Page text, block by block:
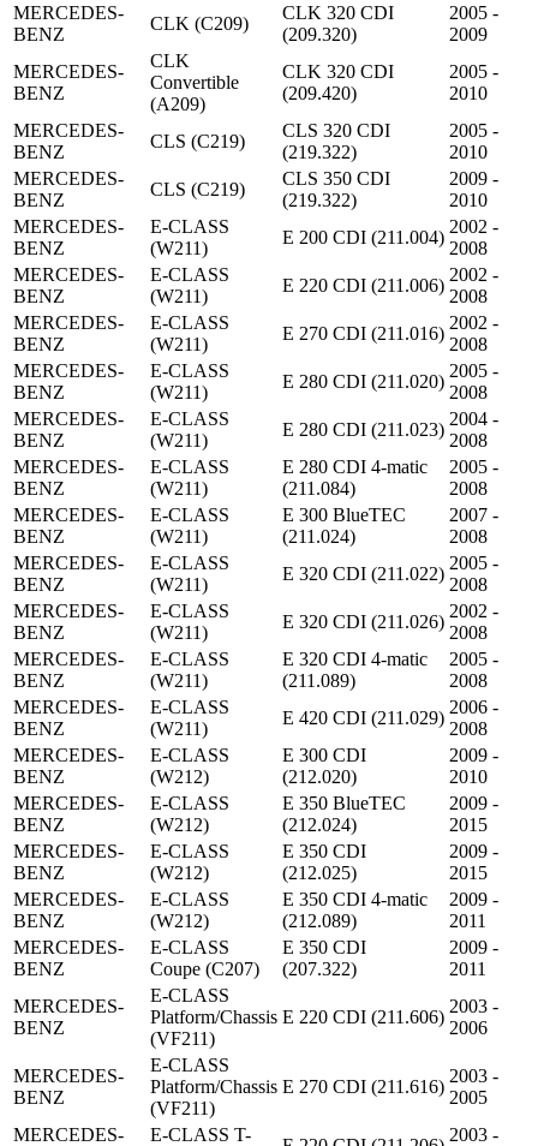
MERCEDES-
BENZ
CLK (C209)
CLK 320 CDI
(209.320)
2005 -
2009
MERCEDES-
BENZ
CLK
Convertible
(A209)
CLK 320 CDI
(209.420)
2005 -
2010
MERCEDES-
BENZ
CLS (C219)
CLS 320 CDI
(219.322)
2005 -
2010
MERCEDES-
BENZ
CLS (C219)
CLS 350 CDI
(219.322)
2009 -
2010
MERCEDES-
BENZ
E-CLASS
(W211)
E 200 CDI (211.004)
2002 -
2008
MERCEDES-
BENZ
E-CLASS
(W211)
E 220 CDI (211.006)
2002 -
2008
MERCEDES-
BENZ
E-CLASS
(W211)
E 270 CDI (211.016)
2002 -
2008
MERCEDES-
BENZ
E-CLASS
(W211)
E 280 CDI (211.020)
2005 -
2008
MERCEDES-
BENZ
E-CLASS
(W211)
E 280 CDI (211.023)
2004 -
2008
MERCEDES-
BENZ
E-CLASS
(W211)
E 280 CDI 4-matic
(211.084)
2005 -
2008
MERCEDES-
BENZ
E-CLASS
(W211)
E 300 BlueTEC
(211.024)
2007 -
2008
MERCEDES-
BENZ
E-CLASS
(W211)
E 320 CDI (211.022)
2005 -
2008
MERCEDES-
BENZ
E-CLASS
(W211)
E 320 CDI (211.026)
2002 -
2008
MERCEDES-
BENZ
E-CLASS
(W211)
E 320 CDI 4-matic
(211.089)
2005 -
2008
MERCEDES-
BENZ
E-CLASS
(W211)
E 420 CDI (211.029)
2006 -
2008
MERCEDES-
BENZ
E-CLASS
(W212)
E 300 CDI
(212.020)
2009 -
2010
MERCEDES-
BENZ
E-CLASS
(W212)
E 350 BlueTEC
(212.024)
2009 -
2015
MERCEDES-
BENZ
E-CLASS
(W212)
E 350 CDI
(212.025)
2009 -
2015
MERCEDES-
BENZ
E-CLASS
(W212)
E 350 CDI 4-matic
(212.089)
2009 -
2011
MERCEDES-
BENZ
E-CLASS
Coupe (C207)
E 350 CDI
(207.322)
2009 -
2011
MERCEDES-
BENZ
E-CLASS
Platform/Chassis
(VF211)
E 220 CDI (211.606)
2003 -
2006
MERCEDES-
BENZ
E-CLASS
Platform/Chassis
(VF211)
E 270 CDI (211.616)
2003 -
2005
MERCEDES-
E-CLASS T-
2003 -